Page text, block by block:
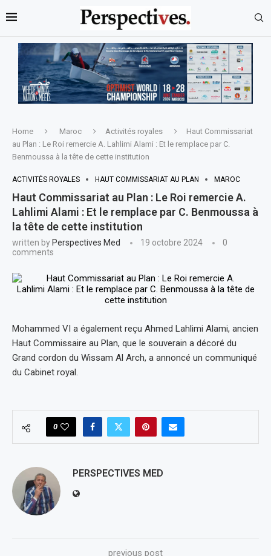
Home Maroc Activités royales
Haut Commissariat
au Plan : Le Roi remercie A. Lahlimi Alami : Et le remplace par C.
Benmoussa à la tête de cette institution
ACTIVITÉS ROYALES HAUT COMMISSARIAT AU PLAN MAROC
Haut Commissariat au Plan : Le Roi remercie A.
Lahlimi Alami : Et le remplace par C. Benmoussa à
la tête de cette institution
written by Perspectives Med 19 octobre 2024
0
comments
Mohammed VI a également reçu Ahmed Lahlimi Alami, ancien
Haut Commissaire au Plan, que le souverain a décoré du
Grand cordon du Wissam Al Arch, a annoncé un communiqué
du Cabinet royal.
0
PERSPECTIVES MED
previous post